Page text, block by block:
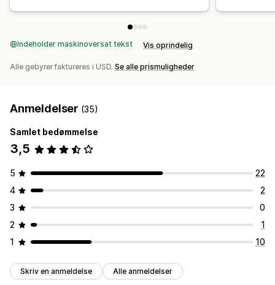
Indeholder maskinoversat tekst Vis oprindelig
Alle gebyrer faktureres i USD. Se alle prismuligheder
Anmeldelser (35)
Samlet bedømmelse
3,5
5
22
4
2
3
0
2
1
1
10
Skriv en anmeldelse Alle anmeldelser